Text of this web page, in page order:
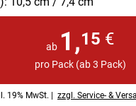
ab 1,15 €
pro Pack (ab 3 Pack)
19% MwSt. | zzgl. Service- &